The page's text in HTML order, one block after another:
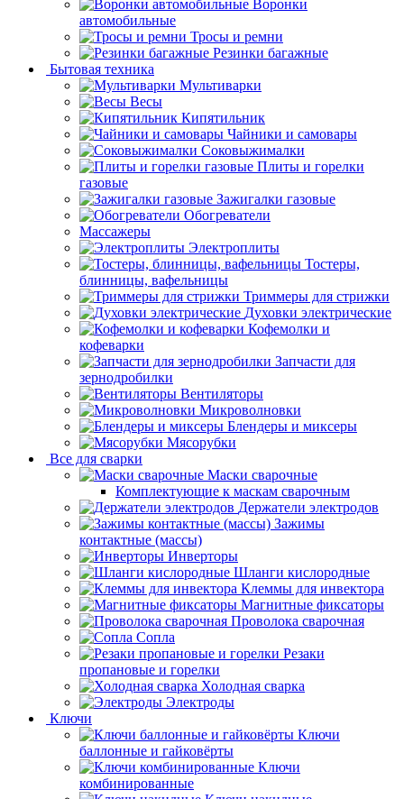
Воронки
автомобильные
Тросы и ремни
Резинки багажные
Бытовая техника
Мультиварки
Весы
Кипятильник
Чайники и самовары
Соковыжималки
Плиты и горелки
газовые
Зажигалки газовые
Обогреватели
Массажеры
Электроплиты
Тостеры,
блинницы, вафельницы
Триммеры для стрижки
Духовки электрические
Кофемолки и
кофеварки
Запчасти для
зернодробилки
Вентиляторы
Микроволновки
Блендеры и миксеры
Мясорубки
Все для сварки
Маски сварочные
Комплектующие к маскам сварочным
Держатели электродов
Зажимы
контактные (массы)
Инверторы
Шланги кислородные
Клеммы для инвектора
Магнитные фиксаторы
Проволока сварочная
Сопла
Резаки
пропановые и горелки
Холодная сварка
Электроды
Ключи
Ключи
баллонные и гайковёрты
Ключи
комбинированные